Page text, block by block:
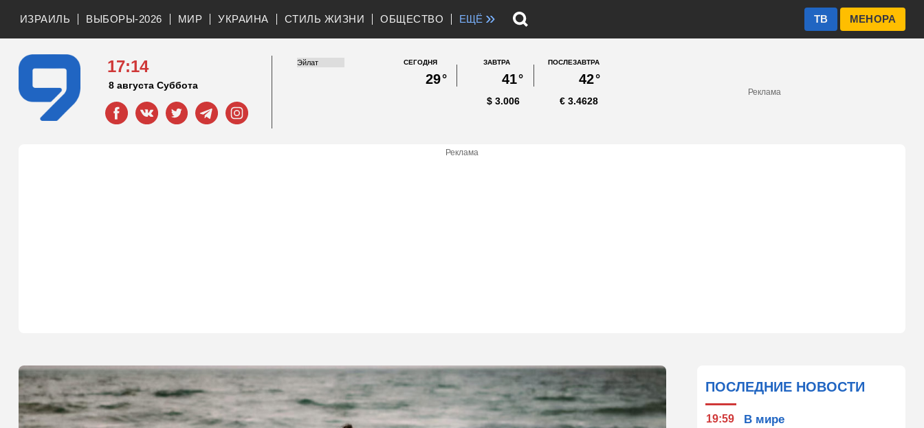
ИЗРАИЛЬ ВЫБОРЫ-2026 МИР УКРАИНА СТИЛЬ ЖИЗНИ ОБЩЕСТВО ЕЩЁ » МЕНОРА
ТВ
17:14
8 августа Суббота
СЕГОДНЯ
29°
ЗАВТРА
41°
ПОСЛЕЗАВТРА
42°
3.006
$ 3.4628
€
Реклама
Реклама
ПОСЛЕДНИЕ НОВОСТИ
19:59 В мире